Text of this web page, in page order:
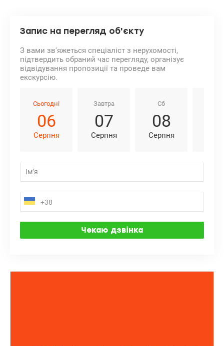
Запис на перегляд об'єкту
З вами зв'яжеться спеціаліст з нерухомості,
підтвердить обраний час перегляду, організує
відвідування пропозиції та проведе вам
екскурсію.
Сьогодні
06
Серпня
Завтра
07
Серпня
Сб
08
Серпня